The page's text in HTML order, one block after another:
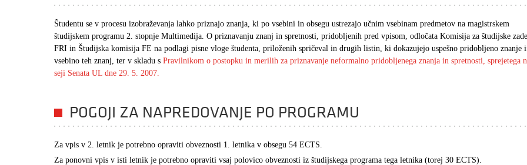
Študentu se v procesu izobraževanja lahko priznajo znanja, ki po vsebini in obsegu ustrezajo učnim vsebinam predmetov na magistrskem
študijskem programu 2. stopnje Multimedija. O priznavanju znanj in spretnosti, pridobljenih pred vpisom, odločata Komisija za študijske
FRI in Študijska komisija FE na podlagi pisne vloge študenta, priloženih spričeval in drugih listin, ki dokazujejo uspešno pridobljeno znanje
vsebino teh znanj, ter v skladu s Pravilnikom o postopku in merilih za priznavanje neformalno pridobljenega znanja in spretnosti, sprejetega
seji Senata UL dne 29. 5. 2007.
POGOJI ZA NAPREDOVANJE PO PROGRAMU
Za vpis v 2. letnik je potrebno opraviti obveznosti 1. letnika v obsegu 54 ECTS.
Za ponovni vpis v isti letnik je potrebno opraviti vsaj polovico obveznosti iz študijskega programa tega letnika (torej 30 ECTS).